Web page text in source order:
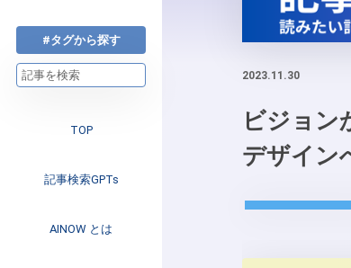
#タグから探す
TOP
記事検索GPTs
AINOW とは
2023.11.30
ビジョン
デザイン